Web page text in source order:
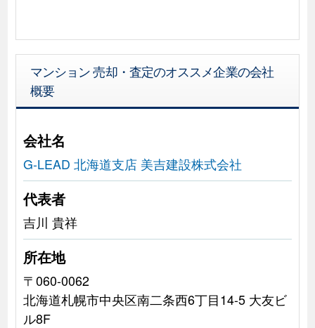
マンション 売却・査定のオススメ企業の会社
概要
会社名
G-LEAD 北海道支店 美吉建設株式会社
代表者
吉川 貴祥
所在地
〒060-0062
北海道札幌市中央区南二条西6丁目14-5 大友ビ
ル8F